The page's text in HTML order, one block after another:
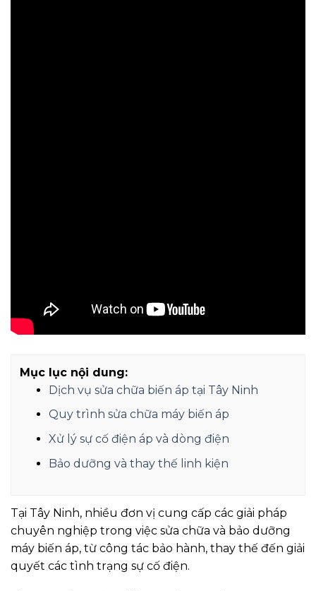
Mục lục nội dung:
Dịch vụ sửa chữa biến áp tại Tây Ninh
Quy trình sửa chữa máy biến áp
Xử lý sự cố điện áp và dòng điện
Bảo dưỡng và thay thế linh kiện
Tại Tây Ninh, nhiều đơn vị cung cấp các giải pháp
chuyên nghiệp trong việc sửa chữa và bảo dưỡng
máy biến áp, từ công tác bảo hành, thay thế đến giải
quyết các tình trạng sự cố điện.